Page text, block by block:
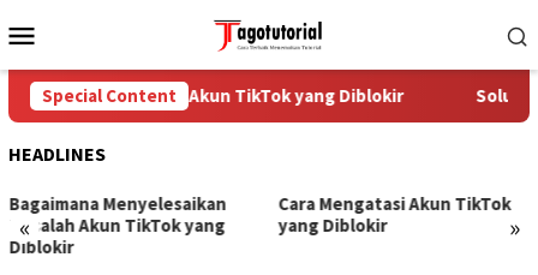
to
Menu
Special Content
Cara Mengatasi Akun TikTok yang Diblokir Solusi
HEADLINES
« »
Bagaimana Menyelesaikan
Masalah Akun TikTok yang
Diblokir
Cara Mengatasi Akun TikTok
yang Diblokir